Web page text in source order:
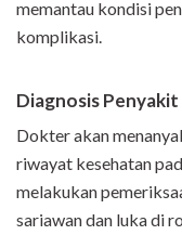
memantau kondisi
komplikasi.
Diagnosis
Dokter akan
riwayat kesehatan
melakukan
sariawan dan luka di